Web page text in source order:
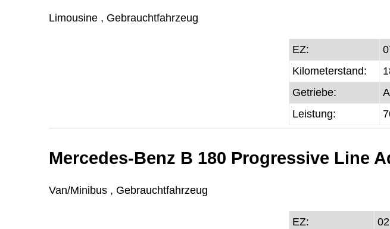
Limousine , Gebrauchtfahrzeug
EZ:
Kilometerstand:
Getriebe:
Leistung:
Mercedes-Benz B 180 Progressive Line
Van/Minibus , Gebrauchtfahrzeug
EZ: